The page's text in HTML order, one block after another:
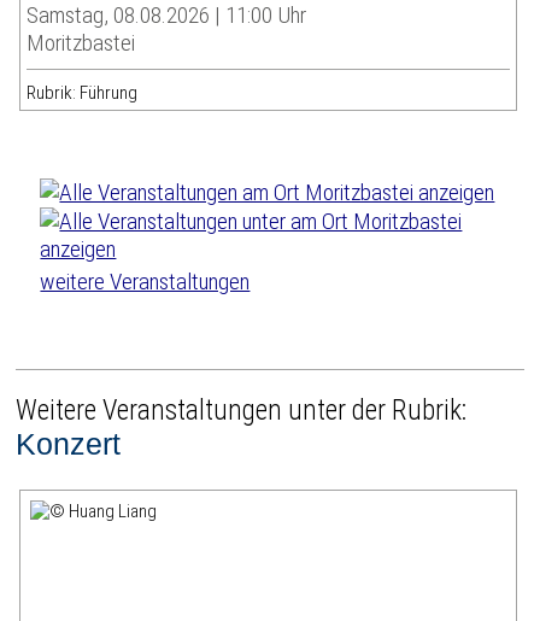
Samstag, 08.08.2026 | 11:00 Uhr
Moritzbastei
Rubrik: Führung
weitere Veranstaltungen
Weitere Veranstaltungen unter der Rubrik:
Konzert